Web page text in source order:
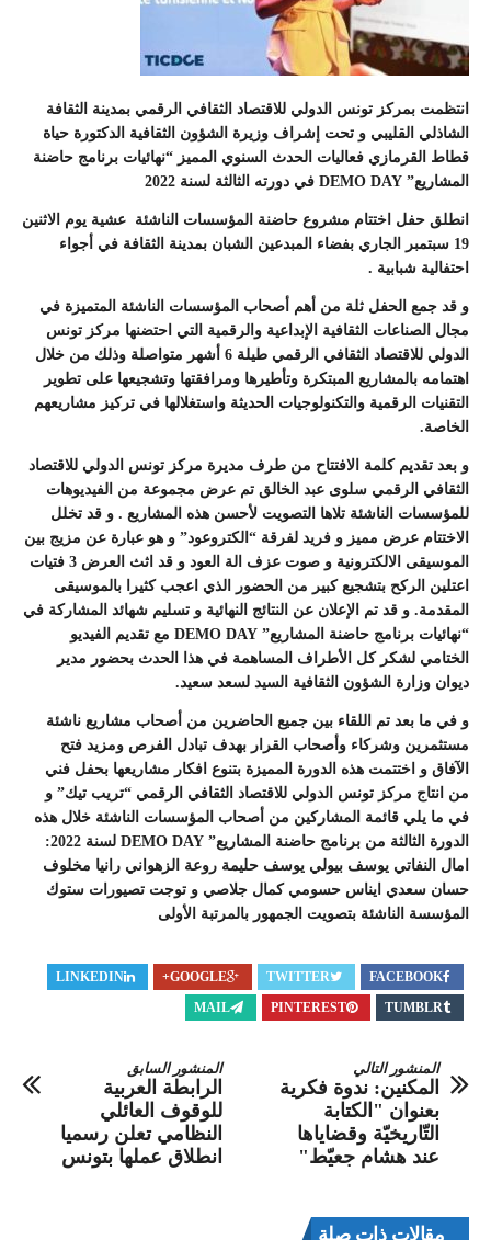
انتظمت بمركز تونس الدولي للاقتصاد الثقافي الرقمي بمدينة الثقافة
الشاذلي القليبي و تحت إشراف وزيرة الشؤون الثقافية الدكتورة حياة
قطاط القرمازي فعاليات الحدث السنوي المميز “نهائيات برنامج حاضنة
المشاريع” DEMO DAY في دورته الثالثة لسنة 2022
انطلق حفل اختتام مشروع حاضنة المؤسسات الناشئة عشية يوم الاثنين
19 سبتمبر الجاري بفضاء المبدعين الشبان بمدينة الثقافة في أجواء
احتفالية شبابية .
و قد جمع الحفل ثلة من أهم أصحاب المؤسسات الناشئة المتميزة في
مجال الصناعات الثقافية الإبداعية والرقمية التي احتضنها مركز تونس
الدولي للاقتصاد الثقافي الرقمي طيلة 6 أشهر متواصلة وذلك من خلال
اهتمامه بالمشاريع المبتكرة وتأطيرها ومرافقتها وتشجيعها على تطوير
التقنيات الرقمية والتكنولوجيات الحديثة واستغلالها في تركيز مشاريعهم
الخاصة.
و بعد تقديم كلمة الافتتاح من طرف مديرة مركز تونس الدولي للاقتصاد
الثقافي الرقمي سلوى عبد الخالق تم عرض مجموعة من الفيديوهات
للمؤسسات الناشئة تلاها التصويت لأحسن هذه المشاريع . و قد تخلل
الاختتام عرض مميز و فريد لفرقة “الكتروعود” و هو عبارة عن مزيج بين
الموسيقى الالكترونية و صوت عزف الة العود و قد اثث العرض 3 فتيات
اعتلين الركح بتشجيع كبير من الحضور الذي اعجب كثيرا بالموسيقى
المقدمة. و قد تم الإعلان عن النتائج النهائية و تسليم شهائد المشاركة في
“نهائيات برنامج حاضنة المشاريع” DEMO DAY مع تقديم الفيديو
الختامي لشكر كل الأطراف المساهمة في هذا الحدث بحضور مدير
ديوان وزارة الشؤون الثقافية السيد لسعد سعيد.
و في ما بعد تم اللقاء بين جميع الحاضرين من أصحاب مشاريع ناشئة
مستثمرين وشركاء وأصحاب القرار بهدف تبادل الفرص ومزيد فتح
الآفاق و اختتمت هذه الدورة المميزة بتنوع افكار مشاريعها بحفل فني
من انتاج مركز تونس الدولي للاقتصاد الثقافي الرقمي “تريب تيك” و
في ما يلي قائمة المشاركين من أصحاب المؤسسات الناشئة خلال هذه
الدورة الثالثة من برنامج حاضنة المشاريع” DEMO DAY لسنة 2022:
امال النفاتي يوسف بيولي يوسف حليمة روعة الزهواني رانيا مخلوف
حسان سعدي ايناس حسومي كمال جلاصي و توجت تصيورات ستوك
المؤسسة الناشئة بتصويت الجمهور بالمرتبة الأولى
FACEBOOK
TWITTER
GOOGLE+
LINKEDIN
TUMBLR
PINTEREST
MAIL
المنشور السابق
الرابطة العربية
للوقوف العائلي
النظامي تعلن رسميا
انطلاق عملها بتونس
المنشور التالي
المكنين: ندوة فكرية
بعنوان "الكتابة
التّاريخيّة وقضاياها
عند هشام جعيّط"
مقالات ذات صلة